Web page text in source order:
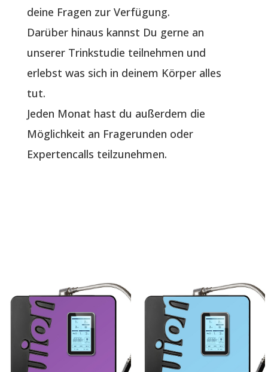
deine Fragen zur Verfügung.
Darüber hinaus kannst Du gerne an
unserer Trinkstudie teilnehmen und
erlebst was sich in deinem Körper alles
tut.
Jeden Monat hast du außerdem die
Möglichkeit an Fragerunden oder
Expertencalls teilzunehmen.